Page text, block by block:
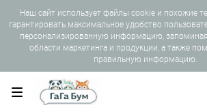
Наш сайт использует файлы cookie и похожие
гарантировать максимальное удобство
персонализированную информацию,
области маркетинга и продукции, а также
правильную информацию.